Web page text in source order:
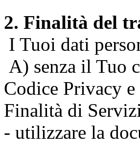
2. Finalità del
I Tuoi dati
A) senza il Tuo
Codice Privacy
Finalità di
- utilizzare la